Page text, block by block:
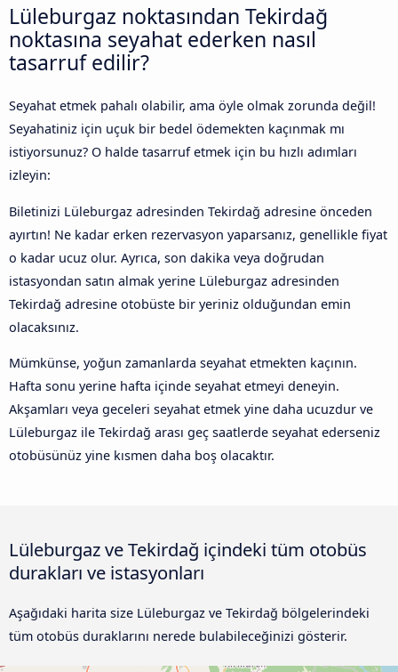
Lüleburgaz noktasından Tekirdağ
noktasına seyahat ederken nasıl
tasarruf edilir?
Seyahat etmek pahalı olabilir, ama öyle olmak zorunda değil!
Seyahatiniz için uçuk bir bedel ödemekten kaçınmak mı
istiyorsunuz? O halde tasarruf etmek için bu hızlı adımları
izleyin:
Biletinizi Lüleburgaz adresinden Tekirdağ adresine önceden
ayırtın! Ne kadar erken rezervasyon yaparsanız, genellikle fiyat
o kadar ucuz olur. Ayrıca, son dakika veya doğrudan
istasyondan satın almak yerine Lüleburgaz adresinden
Tekirdağ adresine otobüste bir yeriniz olduğundan emin
olacaksınız.
Mümkünse, yoğun zamanlarda seyahat etmekten kaçının.
Hafta sonu yerine hafta içinde seyahat etmeyi deneyin.
Akşamları veya geceleri seyahat etmek yine daha ucuzdur ve
Lüleburgaz ile Tekirdağ arası geç saatlerde seyahat ederseniz
otobüsünüz yine kısmen daha boş olacaktır.
Lüleburgaz ve Tekirdağ içindeki tüm otobüs
durakları ve istasyonları
Aşağıdaki harita size Lüleburgaz ve Tekirdağ bölgelerindeki
tüm otobüs duraklarını nerede bulabileceğinizi gösterir.